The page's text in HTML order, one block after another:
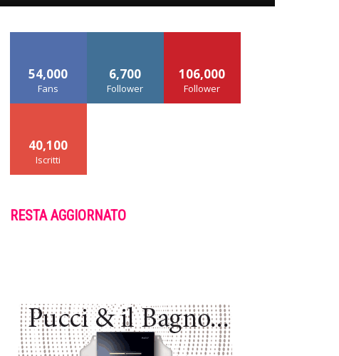
54,000
Fans
6,700
Follower
106,000
Follower
40,100
Iscritti
RESTA AGGIORNATO